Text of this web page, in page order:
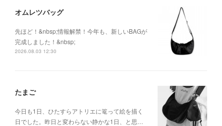
オムレツバッグ
先ほど！&nbsp;情報解禁！今年も、新しいBAGが
完成しました！&nbsp;
2026.08.03 12:30
たまご
今日も1日、ひたすらアトリエに篭って絵を描く
日でした。昨日と変わらない静かな1日、と思…